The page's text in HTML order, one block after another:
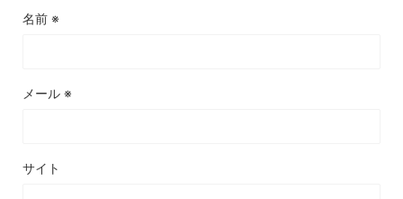
名前 ※
メール ※
サイト